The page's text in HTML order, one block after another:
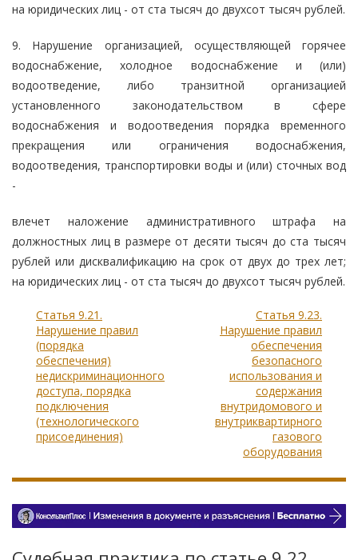
на юридических лиц - от ста тысяч до двухсот тысяч рублей.
9. Нарушение организацией, осуществляющей горячее
водоснабжение, холодное водоснабжение и (или)
водоотведение, либо транзитной организацией
установленного законодательством в сфере
водоснабжения и водоотведения порядка временного
прекращения или ограничения водоснабжения,
водоотведения, транспортировки воды и (или) сточных вод
-
влечет наложение административного штрафа на
должностных лиц в размере от десяти тысяч до ста тысяч
рублей или дисквалификацию на срок от двух до трех лет;
на юридических лиц - от ста тысяч до двухсот тысяч рублей.
Статья 9.21.
Нарушение правил
(порядка
обеспечения)
недискриминационного
доступа, порядка
подключения
(технологического
присоединения)
Статья 9.23.
Нарушение правил
обеспечения
безопасного
использования и
содержания
внутридомового и
внутриквартирного
газового
оборудования